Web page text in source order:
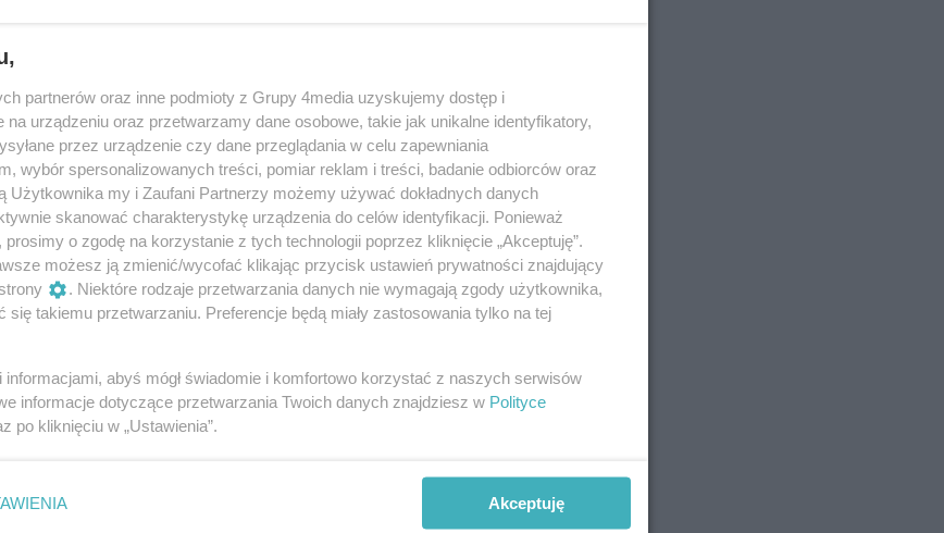
zbiórka na pogorzelców
partnerów oraz inne podmioty z Grupy 4media uzyskujemy dostęp i
na urządzeniu oraz przetwarzamy dane osobowe, takie jak unikalne identyfikatory,
przez urządzenie czy dane przeglądania w celu zapewniania
wybór spersonalizowanych treści, pomiar reklam i treści, badanie odbiorców oraz
Użytkownika my i Zaufani Partnerzy możemy używać dokładnych danych
skanować charakterystykę urządzenia do celów identyfikacji. Ponieważ
o zgodę na korzystanie z tych technologii poprzez kliknięcie „Akceptuję”.
możesz ją zmienić/wycofać klikając przycisk ustawień prywatności znajdujący
. Niektóre rodzaje przetwarzania danych nie wymagają zgody użytkownika,
takiemu przetwarzaniu. Preferencje będą miały zastosowania tylko na tej
abyś mógł świadomie i komfortowo korzystać z naszych serwisów
informacje dotyczące przetwarzania Twoich danych znajdziesz w Polityce
po kliknięciu w „Ustawienia”.
Akceptuję